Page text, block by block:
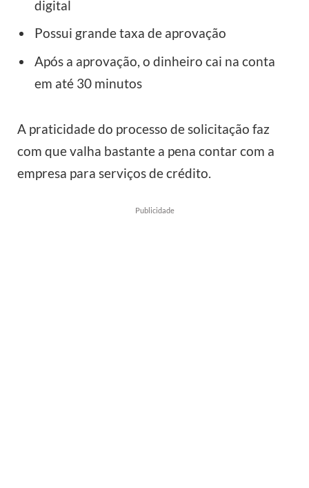
digital
Possui grande taxa de aprovação
Após a aprovação, o dinheiro cai na conta
em até 30 minutos
A praticidade do processo de solicitação faz
com que valha bastante a pena contar com a
empresa para serviços de crédito.
Publicidade